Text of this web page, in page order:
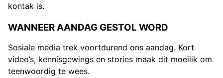
kontak is.
WANNEER AANDAG GESTOL WORD
Sosiale media trek voortdurend ons aandag. Kort
video’s, kennisgewings en stories maak dit moeilik om
teenwoordig te wees.